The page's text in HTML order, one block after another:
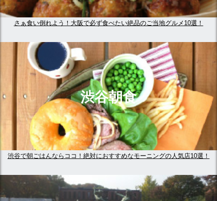
さぁ食い倒れよう！大阪で必ず食べたい絶品のご当地グルメ10選！
渋谷朝食
渋谷で朝ごはんならココ！絶対におすすめなモーニングの人気店10選！